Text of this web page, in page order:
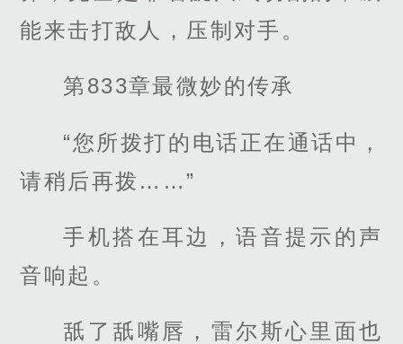
能来击打敌人，压制对手。
第833章最微妙的传承
“您所拨打的电话正在通话中，
请稍后再拨……”
手机搭在耳边，语音提示的声
音响起。
舐了舐嘴唇，雷尔斯心里面也